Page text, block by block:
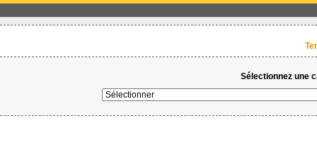
Sélectionnez une